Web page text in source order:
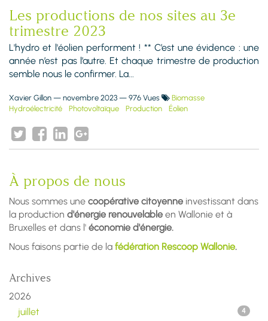
Les productions de nos sites au 3e
trimestre 2023
L'hydro et l'éolien performent ! ** C’est une évidence : une
année n’est pas l’autre. Et chaque trimestre de production
semble nous le confirmer. La...
Xavier Gillon — novembre 2023 — 976 Vues
Biomasse
Hydroélectricité
Photovoltaïque Production Éolien
À propos de nous
Nous sommes une coopérative citoyenne investissant dans
la production d'énergie renouvelable en Wallonie et à
Bruxelles et dans l' économie d'énergie.
Nous faisons partie de la fédération Rescoop Wallonie.
Archives
2026
juillet
4